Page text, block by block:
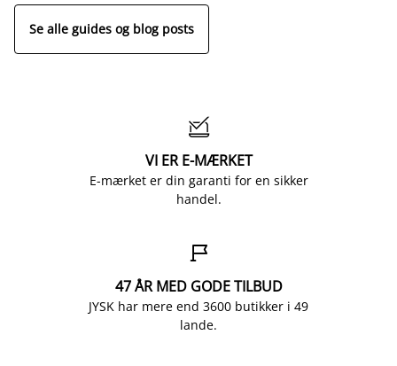
Se alle guides og blog posts

VI ER E-MÆRKET
E-mærket er din garanti for en sikker
handel.

47 ÅR MED GODE TILBUD
JYSK har mere end 3600 butikker i 49
lande.